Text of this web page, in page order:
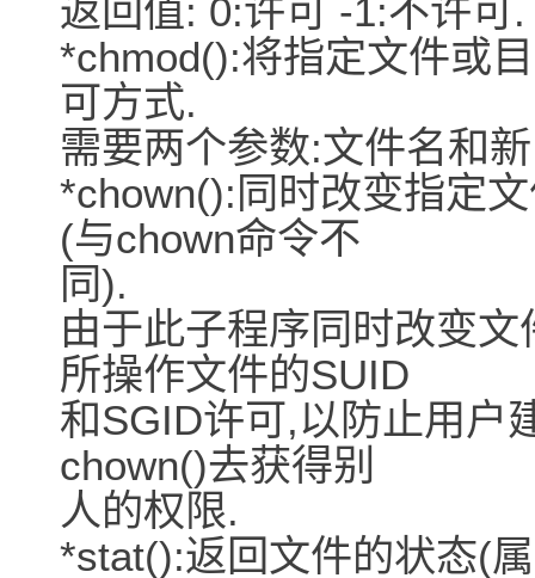
返回值: 0:许可 -1:不许可.
*chmod():将指定文件或
可方式.
需要两个参数:文件名和
*chown():同时改变指定
(与chown命令不
同).
由于此子程序同时改变
所操作文件的SUID
和SGID许可,以防止用户
chown()去获得别
人的权限.
*stat():返回文件的状态(